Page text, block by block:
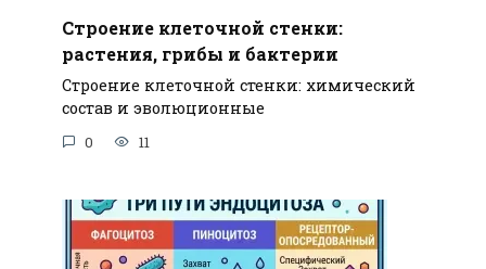
Строение клеточной стенки:
растения, грибы и бактерии
Строение клеточной стенки: химический
состав и эволюционные
0 11